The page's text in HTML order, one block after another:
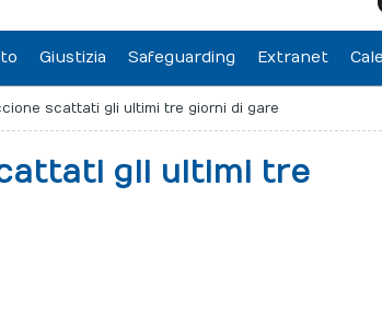
Giustizia Safeguarding Extranet
scattati gli ultimi tre giorni di gare
gli ultimi tre